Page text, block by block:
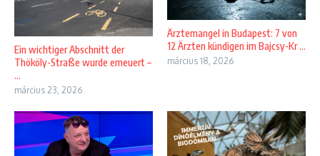
Ein wichtiger Abschnitt der
Thököly-Straße wurde erneuert –
...
március 23, 2026
Ärztemangel in Budapest: 7 von
12 Ärzten kündigen im Bajcsy-Kr ...
március 18, 2026